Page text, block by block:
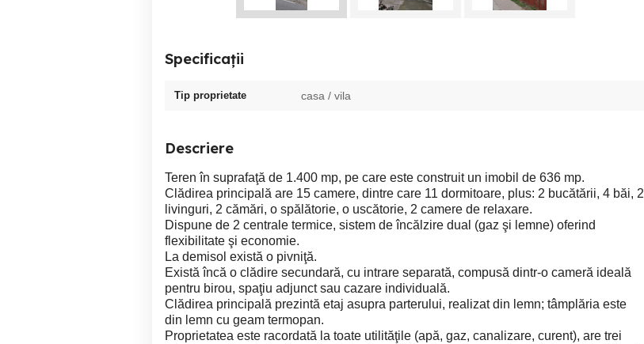
Specificații
Tip proprietate casa / vila
Descriere
Teren în suprafaţă de 1.400 mp, pe care este construit un imobil de 636 mp.
Clădirea principală are 15 camere, dintre care 11 dormitoare, plus: 2 bucătării, 4 băi, 2
livinguri, 2 cămări, o spălătorie, o uscătorie, 2 camere de relaxare.
Dispune de 2 centrale termice, sistem de încălzire dual (gaz şi lemne) oferind
flexibilitate şi economie.
La demisol există o pivniţă.
Există încă o clădire secundară, cu intrare separată, compusă dintr-o cameră ideală
pentru birou, spaţiu adjunct sau cazare individuală.
Clădirea principală prezintă etaj asupra parterului, realizat din lemn; tâmplăria este
din lemn cu geam termopan.
Proprietatea este racordată la toate utilităţile (apă, gaz, canalizare, curent), are trei